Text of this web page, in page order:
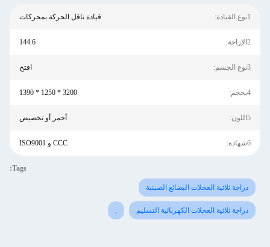
1نوع القيادة: قيادة ناقل الحركة بمحركات
2الإزاحة: 144.6
3نوع الجسم: افتح
4بحجم: 3200 * 1250 * 1390
5اللون: أحمر أو تخصيص
6شهادة: CCC و ISO9001
Tags:
دراجة ثلاثية العجلات البضائع الصينية
دراجة ثلاثية العجلات الكهربائية التسليم ,